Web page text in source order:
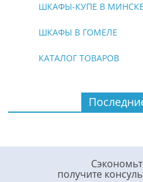
ШКАФЫ-КУПЕ В МИНСКЕ
ШКАФЫ В ГОМЕЛЕ
КАТАЛОГ ТОВАРОВ
получите